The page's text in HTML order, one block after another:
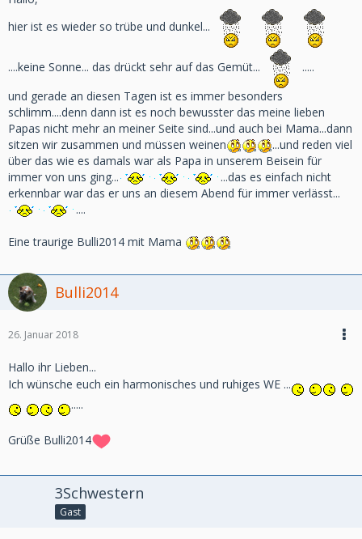
hier ist es wieder so trübe und dunkel...
....keine Sonne... das drückt sehr auf das Gemüt...
.....
und gerade an diesen Tagen ist es immer besonders
schlimm....denn dann ist es noch bewusster das meine lieben
Papas nicht mehr an meiner Seite sind...und auch bei Mama...dann
sitzen wir zusammen und müssen weinen
...und reden viel
über das wie es damals war als Papa in unserem Beisein für
immer von uns ging...
...das es einfach nicht
erkennbar war das er uns an diesem Abend für immer verlässt...
....
Eine traurige Bulli2014 mit Mama
Bulli2014
26. Januar 2018
Hallo ihr Lieben...
Ich wünsche euch ein harmonisches und ruhiges WE ...
.....
Grüße Bulli2014
3Schwestern
Gast